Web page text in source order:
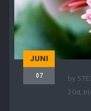
JUNI
07 by
20d,